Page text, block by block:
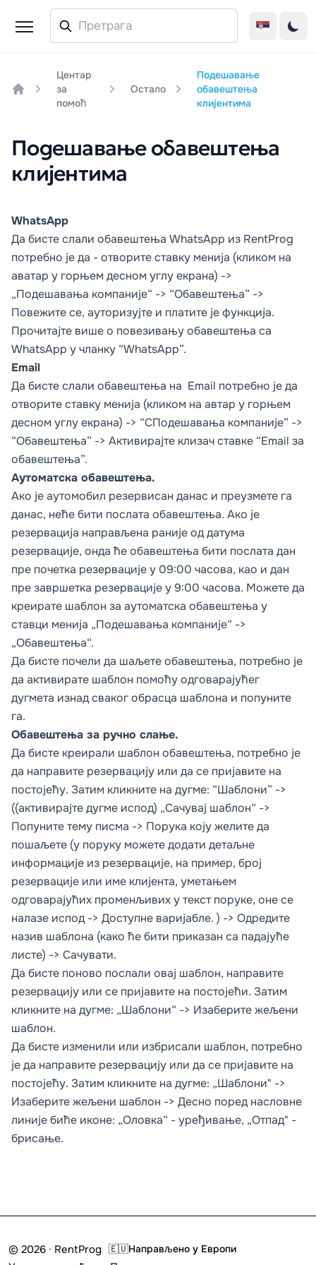
Центар
за
помоћ
Остало
Подешавање
обавештења
клијентима
Подешавање обавештења
клијентима
WhatsApp
Да бисте слали обавештења WhatsApp из RentProg
потребно је да - отворите ставку менија (кликом на
аватар у горњем десном углу екрана) ->
„Подешавања компаније“ -> “Обавештења” ->
Повежите се, ауторизујте и платите је функција.
Прочитајте више о повезивању обавештења са
WhatsApp у чланку “WhatsApp”.
Email
Да бисте слали обавештења на Email потребно је да
отворите ставку менија (кликом на автар у горњем
десном углу екрана) -> “CПодешавања компаније” ->
“Обавештења” -> Активирајте клизач ставке “Email за
обавештења”.
Аутоматска обавештења.
Ако је аутомобил резервисан данас и преузмете га
данас, неће бити послата обавештења. Ако је
резервација направљена раније од датума
резервације, онда ће обавештења бити послата дан
пре почетка резервације у 09:00 часова, као и дан
пре завршетка резервације у 9:00 часова. Можете да
креирате шаблон за аутоматска обавештења у
ставци менија „Подешавања компаније“ ->
„Обавештења“.
Да бисте почели да шаљете обавештења, потребно је
да активирате шаблон помоћу одговарајућег
дугмета изнад сваког обрасца шаблона и попуните
га.
Обавештења за ручно слање.
Да бисте креирали шаблон обавештења, потребно је
да направите резервацију или да се пријавите на
постојећу. Затим кликните на дугме: “Шаблони” ->
((активирајте дугме испод) „Сачувај шаблон“ ->
Попуните тему писма -> Порука коју желите да
пошаљете (у поруку можете додати детаљне
информације из резервације, на пример, број
резервације или име клијента, уметањем
одговарајућих променљивих у текст поруке, оне се
налазе испод -> Доступне варијабле. ) -> Одредите
назив шаблона (како ће бити приказан са падајуће
листе) -> Сачувати.
Да бисте поново послали овај шаблон, направите
резервацију или се пријавите на постојећи. Затим
кликните на дугме: „Шаблони“ -> Изаберите жељени
шаблон.
Да бисте изменили или избрисали шаблон, потребно
је да направите резервацију или да се пријавите на
постојећу. Затим кликните на дугме: „Шаблони" ->
Изаберите жељени шаблон -> Десно поред насловне
линије биће иконе: „Оловка“ - уређивање, „Отпад" -
брисање.
© 2026 · RentProg 🇪🇺Направљено у Европи